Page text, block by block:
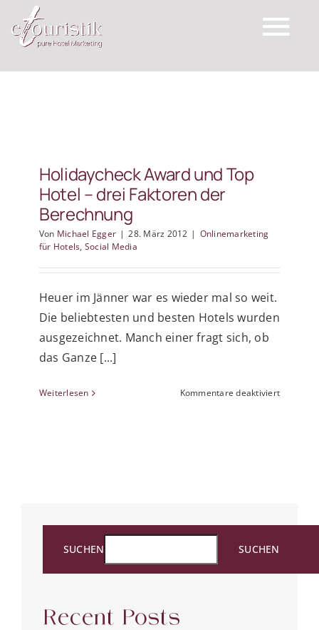
Inhalt
springen
Top Expertise
Schreiben Sie uns
Holidaycheck Award und Top
Hotel – drei Faktoren der
Berechnung
Von Michael Egger | 28. März 2012 | Onlinemarketing
für Hotels, Social Media
Heuer im Jänner war es wieder mal so weit.
Die beliebtesten und besten Hotels wurden
ausgezeichnet. Manch einer fragt sich, ob
das Ganze [...]
Weiterlesen Kommentare deaktiviertfür
der
SUCHEN SUCHEN
Recent Posts